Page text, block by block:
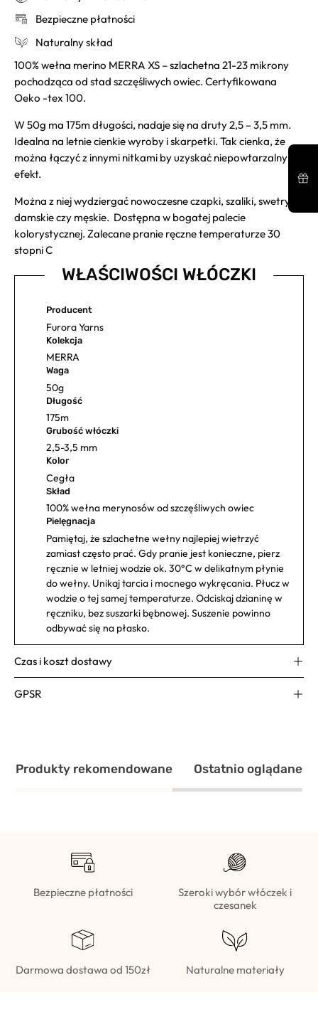
Bezpieczne płatności
Naturalny skład
100% wełna merino MERRA XS – szlachetna 21-23 mikrony
pochodząca od stad szczęśliwych owiec. Certyfikowana
Oeko -tex 100.
W 50g ma 175m długości, nadaje się na druty 2,5 – 3,5 mm.
Idealna na letnie cienkie wyroby i skarpetki. Tak cienka, że
można łączyć z innymi nitkami by uzyskać niepowtarzalny
efekt.
Można z niej wydziergać nowoczesne czapki, szaliki, swetry
damskie czy męskie. Dostępna w bogatej palecie
kolorystycznej. Zalecane pranie ręczne temperaturze 30
stopni C
WŁAŚCIWOŚCI WŁÓCZKI
Producent
Furora Yarns
Kolekcja
MERRA
Waga
50g
Długość
175m
Grubość włóczki
2,5-3,5 mm
Kolor
Cegła
Skład
100% wełna merynosów od szczęśliwych owiec
Pielęgnacja
Pamiętaj, że szlachetne wełny najlepiej wietrzyć
zamiast często prać. Gdy pranie jest konieczne, pierz
ręcznie w letniej wodzie ok. 30°C w delikatnym płynie
do wełny. Unikaj tarcia i mocnego wykręcania. Płucz w
wodzie o tej samej temperaturze. Odciskaj dzianinę w
ręczniku, bez suszarki bębnowej. Suszenie powinno
odbywać się na płasko.
Czas i koszt dostawy
GPSR
Produkty rekomendowane Ostatnio oglądane
Bezpieczne płatności
Szeroki wybór włóczek i
czesanek
Darmowa dostawa od 150zł Naturalne materiały